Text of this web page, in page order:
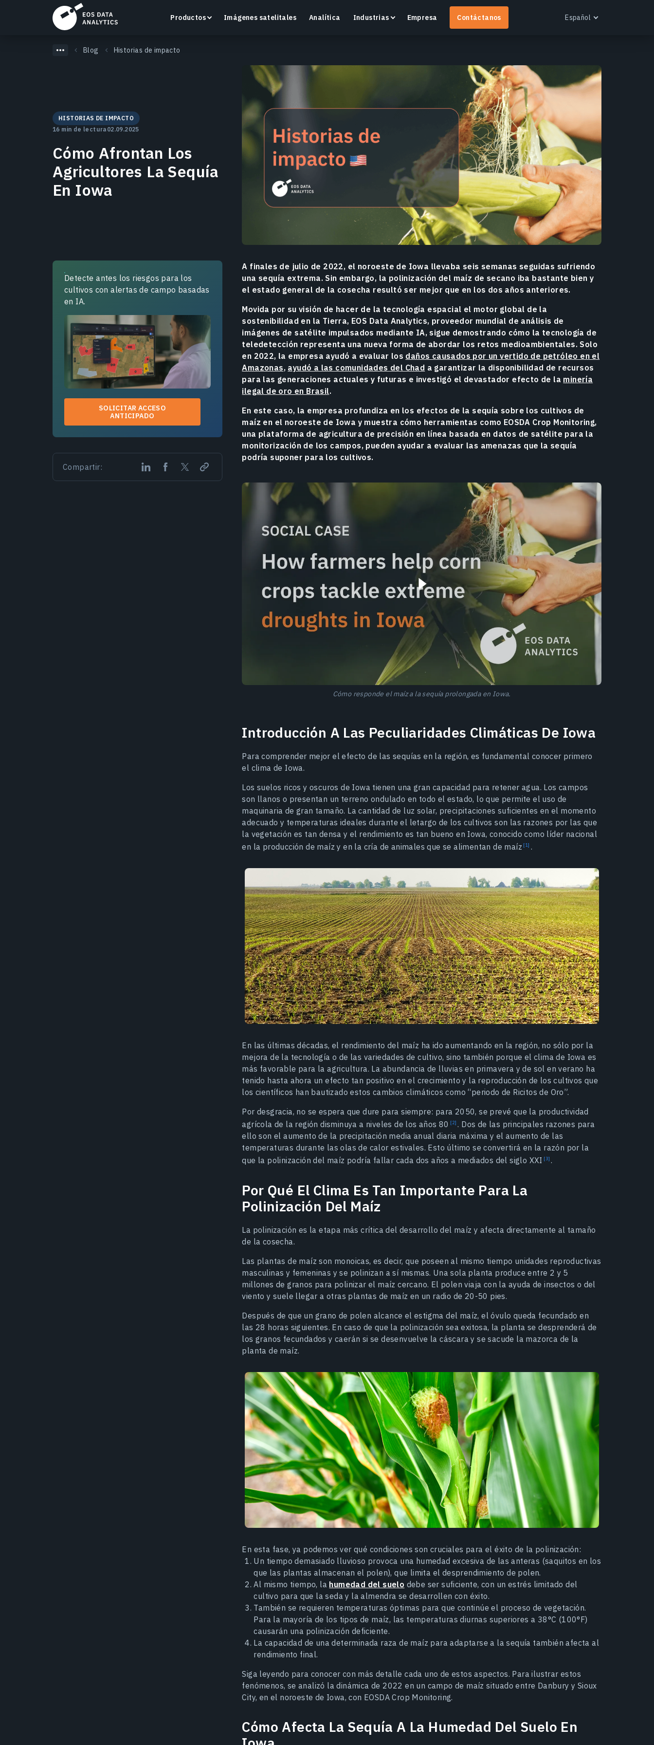
Productos
Busca, visualiza y analiza imágenes satelitales
directamente en tu navegador.
Más información
Crop Monitoring
Supervisa la salud de los cultivos y las condiciones
del campo con una plataforma inteligente de
agricultura de precisión.
Más información
EOS RayVision
Obtén informes analíticos personalizados con
visualización avanzada para cualquier industria.
Más información
Imágenes satelitales Analítica Industrias Empresa Contáctanos Español
Português
Français
Русский
Blog Historias de impacto
HISTORIAS DE IMPACTO
16 min de lectura 02.09.2025
Cómo Afrontan Los
Agricultores La Sequía
En Iowa
Detecte antes los riesgos para los
cultivos con alertas de campo basadas
en IA.
SOLICITAR ACCESO
ANTICIPADO
Compartir:
A finales de julio de 2022, el noroeste de Iowa llevaba seis semanas seguidas sufriendo
una sequía extrema. Sin embargo, la polinización del maíz de secano iba bastante bien y
el estado general de la cosecha resultó ser mejor que en los dos años anteriores.
Movida por su visión de hacer de la tecnología espacial el motor global de la
sostenibilidad en la Tierra, EOS Data Analytics, proveedor mundial de análisis de
imágenes de satélite impulsados mediante IA, sigue demostrando cómo la tecnología de
teledetección representa una nueva forma de abordar los retos medioambientales. Solo
en 2022, la empresa ayudó a evaluar los daños causados por un vertido de petróleo en el
Amazonas, ayudó a las comunidades del Chad a garantizar la disponibilidad de recursos
para las generaciones actuales y futuras e investigó el devastador efecto de la minería
ilegal de oro en Brasil.
En este caso, la empresa profundiza en los efectos de la sequía sobre los cultivos de
maíz en el noroeste de Iowa y muestra cómo herramientas como EOSDA Crop Monitoring,
una plataforma de agricultura de precisión en línea basada en datos de satélite para la
monitorización de los campos, pueden ayudar a evaluar las amenazas que la sequía
podría suponer para los cultivos.
Cómo responde el maíz a la sequía prolongada en Iowa.
Introducción A Las Peculiaridades Climáticas De Iowa
Para comprender mejor el efecto de las sequías en la región, es fundamental conocer primero
el clima de Iowa.
Los suelos ricos y oscuros de Iowa tienen una gran capacidad para retener agua. Los campos
son llanos o presentan un terreno ondulado en todo el estado, lo que permite el uso de
maquinaria de gran tamaño. La cantidad de luz solar, precipitaciones suficientes en el momento
adecuado y temperaturas ideales durante el letargo de los cultivos son las razones por las que
la vegetación es tan densa y el rendimiento es tan bueno en Iowa, conocido como líder nacional
en la producción de maíz y en la cría de animales que se alimentan de maíz
.
En las últimas décadas, el rendimiento del maíz ha ido aumentando en la región, no sólo por la
mejora de la tecnología o de las variedades de cultivo, sino también porque el clima de Iowa es
más favorable para la agricultura. La abundancia de lluvias en primavera y de sol en verano ha
tenido hasta ahora un efecto tan positivo en el crecimiento y la reproducción de los cultivos que
los científicos han bautizado estos cambios climáticos como “periodo de Ricitos de Oro”.
Por desgracia, no se espera que dure para siempre: para 2050, se prevé que la productividad
agrícola de la región disminuya a niveles de los años 80
. Dos de las principales razones para
ello son el aumento de la precipitación media anual diaria máxima y el aumento de las
temperaturas durante las olas de calor estivales. Esto último se convertirá en la razón por la
que la polinización del maíz podría fallar cada dos años a mediados del siglo XXI
.
Por Qué El Clima Es Tan Importante Para La
Polinización Del Maíz
La polinización es la etapa más crítica del desarrollo del maíz y afecta directamente al tamaño
de la cosecha.
Las plantas de maíz son monoicas, es decir, que poseen al mismo tiempo unidades reproductivas
masculinas y femeninas y se polinizan a sí mismas. Una sola planta produce entre 2 y 5
millones de granos para polinizar el maíz cercano. El polen viaja con la ayuda de insectos o del
viento y suele llegar a otras plantas de maíz en un radio de 20-50 pies.
Después de que un grano de polen alcance el estigma del maíz, el óvulo queda fecundado en
las 28 horas siguientes. En caso de que la polinización sea exitosa, la planta se desprenderá de
los granos fecundados y caerán si se desenvuelve la cáscara y se sacude la mazorca de la
planta de maíz.
En esta fase, ya podemos ver qué condiciones son cruciales para el éxito de la polinización:
Un tiempo demasiado lluvioso provoca una humedad excesiva de las anteras (saquitos en los
que las plantas almacenan el polen), que limita el desprendimiento de polen.
Al mismo tiempo, la humedad del suelo debe ser suficiente, con un estrés limitado del
cultivo para que la seda y la almendra se desarrollen con éxito.
También se requieren temperaturas óptimas para que continúe el proceso de vegetación.
Para la mayoría de los tipos de maíz, las temperaturas diurnas superiores a 38°C (100°F)
causarán una polinización deficiente.
La capacidad de una determinada raza de maíz para adaptarse a la sequía también afecta al
rendimiento final.
Siga leyendo para conocer con más detalle cada uno de estos aspectos. Para ilustrar estos
fenómenos, se analizó la dinámica de 2022 en un campo de maíz situado entre Danbury y Sioux
City, en el noroeste de Iowa, con EOSDA Crop Monitoring.
Cómo Afecta La Sequía A La Humedad Del Suelo En